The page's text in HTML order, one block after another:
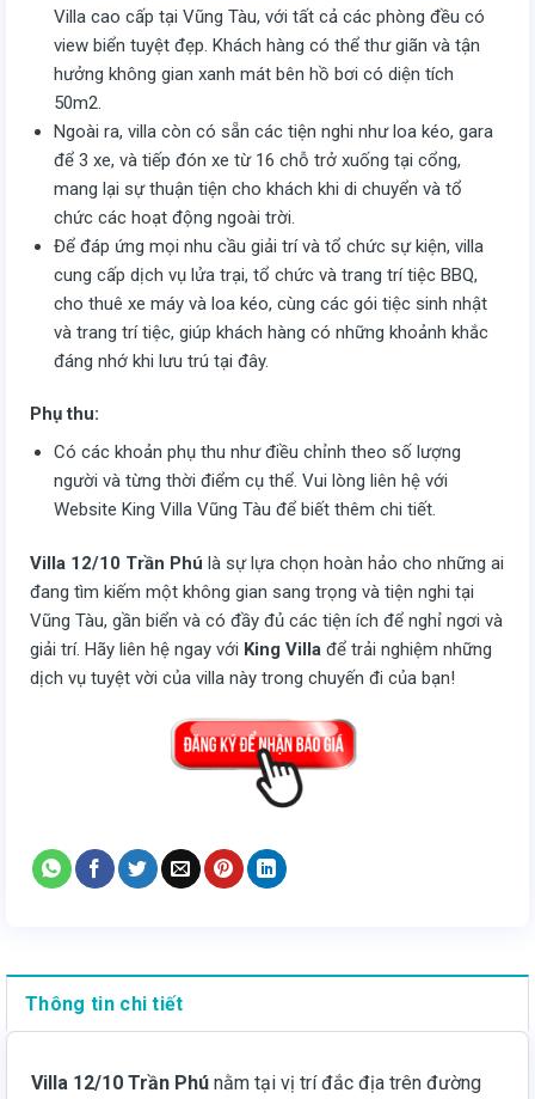
Villa cao cấp tại Vũng Tàu, với tất cả các phòng đều có
view biển tuyệt đẹp. Khách hàng có thể thư giãn và tận
hưởng không gian xanh mát bên hồ bơi có diện tích
50m2.
Ngoài ra, villa còn có sẵn các tiện nghi như loa kéo, gara
để 3 xe, và tiếp đón xe từ 16 chỗ trở xuống tại cổng,
mang lại sự thuận tiện cho khách khi di chuyển và tổ
chức các hoạt động ngoài trời.
Để đáp ứng mọi nhu cầu giải trí và tổ chức sự kiện, villa
cung cấp dịch vụ lửa trại, tổ chức và trang trí tiệc BBQ,
cho thuê xe máy và loa kéo, cùng các gói tiệc sinh nhật
và trang trí tiệc, giúp khách hàng có những khoảnh khắc
đáng nhớ khi lưu trú tại đây.
Phụ thu:
Có các khoản phụ thu như điều chỉnh theo số lượng
người và từng thời điểm cụ thể. Vui lòng liên hệ với
Website King Villa Vũng Tàu để biết thêm chi tiết.
Villa 12/10 Trần Phú là sự lựa chọn hoàn hảo cho những ai
đang tìm kiếm một không gian sang trọng và tiện nghi tại
Vũng Tàu, gần biển và có đầy đủ các tiện ích để nghỉ ngơi và
giải trí. Hãy liên hệ ngay với King Villa để trải nghiệm những
dịch vụ tuyệt vời của villa này trong chuyến đi của bạn!
Thông tin chi tiết
Villa 12/10 Trần Phú nằm tại vị trí đắc địa trên đường